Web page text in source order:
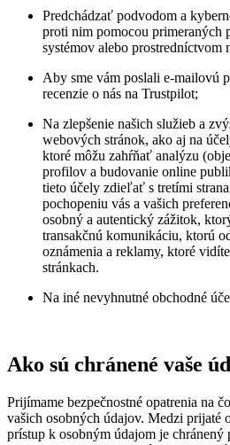
Predchádzať podvodom a
proti nim pomocou primeraných
systémov alebo prostredníctvom
Aby sme vám poslali e-mailovú
recenzie o nás na Trustpilot;
Na zlepšenie našich služieb a
webových stránok, ako aj na
ktoré môžu zahŕňať analýzu
profilov a budovanie online
tieto účely zdieľať s tretími
pochopeniu vás a vašich
osobný a autentický zážitok,
transakčnú komunikáciu, ktorú
oznámenia a reklamy, ktoré
stránkach.
Na iné nevyhnutné obchodné
Ako sú chránené vaše
Prijímame bezpečnostné opatrenia na
vašich osobných údajov. Medzi prijaté
prístup k osobným údajom je